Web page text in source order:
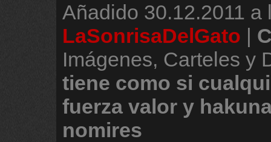
Añadido 30.12.2011 a
LaSonrisaDelGato |
Imágenes, Carteles y
tiene como si
fuerza valor y
nomires